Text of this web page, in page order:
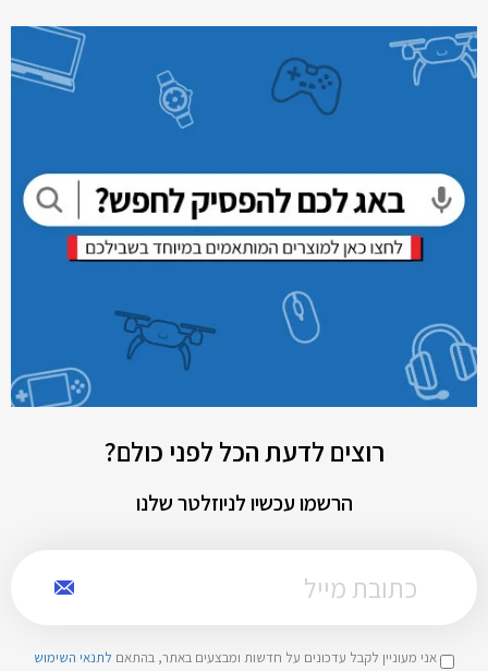
רוצים לדעת הכל לפני כולם?
הרשמו עכשיו לניוזלטר שלנו
אני מעוניין לקבל עדכונים על חדשות ומבצעים באתר, בהתאם לתנאי השימוש